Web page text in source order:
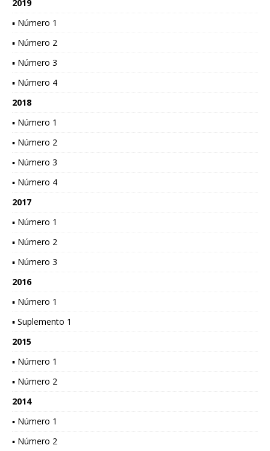
2019
▪ Número 1
▪ Número 2
▪ Número 3
▪ Número 4
2018
▪ Número 1
▪ Número 2
▪ Número 3
▪ Número 4
2017
▪ Número 1
▪ Número 2
▪ Número 3
2016
▪ Número 1
▪ Suplemento 1
2015
▪ Número 1
▪ Número 2
2014
▪ Número 1
▪ Número 2